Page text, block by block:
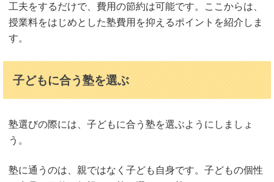
工夫をするだけで、費用の節約は可能です。ここからは、
授業料をはじめとした塾費用を抑えるポイントを紹介しま
す。
子どもに合う塾を選ぶ
塾選びの際には、子どもに合う塾を選ぶようにしましょ
う。
塾に通うのは、親ではなく子ども自身です。子どもの個性